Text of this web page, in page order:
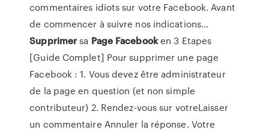
commentaires idiots sur votre Facebook. Avant
de commencer à suivre nos indications...
Supprimersa Page Facebooken 3 Etapes
[Guide Complet] Pour supprimer une page
Facebook : 1. Vous devez être administrateur
de la page en question (et non simple
contributeur) 2. Rendez-vous sur votreLaisser
un commentaire Annuler la réponse. Votre